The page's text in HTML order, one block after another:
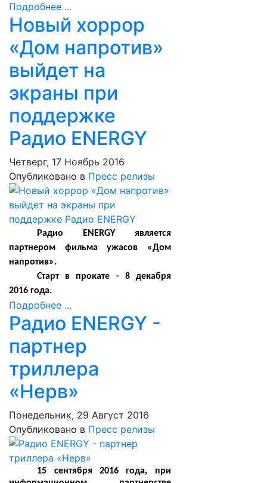
Подробнее ...
Новый хоррор
«Дом напротив»
выйдет на
экраны при
поддержке
Радио ENERGY
Четверг, 17 Ноябрь 2016
Опубликовано в Пресс релизы
Радио ENERGY является
партнером фильма ужасов «Дом
напротив».
Старт в прокате - 8 декабря
2016 года.
Подробнее ...
Радио ENERGY -
партнер
триллера
«Нерв»
Понедельник, 29 Август 2016
Опубликовано в Пресс релизы
15 сентября 2016 года, при